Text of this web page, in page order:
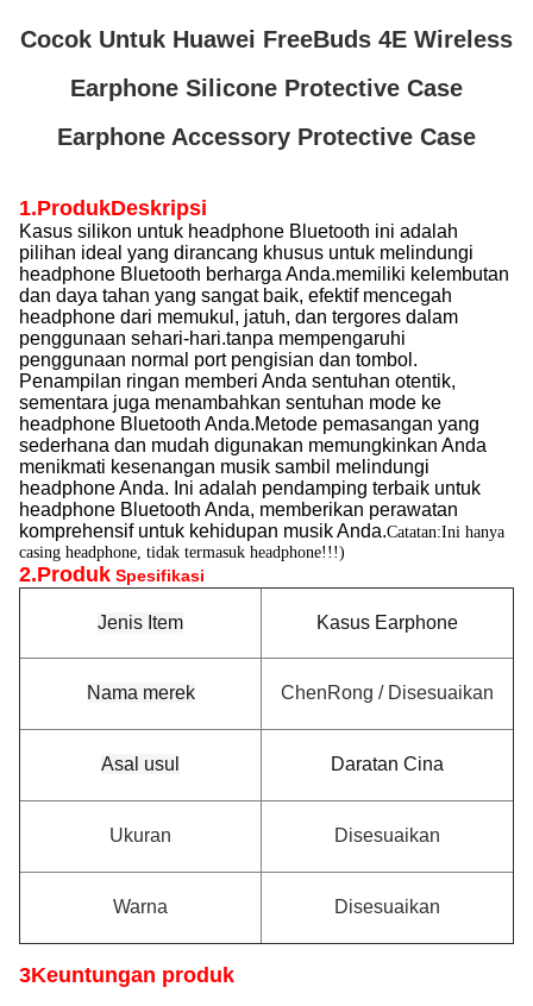
Cocok Untuk Huawei FreeBuds 4E Wireless
Earphone Silicone Protective Case
Earphone Accessory Protective Case
1.ProdukDeskripsi
Kasus silikon untuk headphone Bluetooth ini adalah
pilihan ideal yang dirancang khusus untuk melindungi
headphone Bluetooth berharga Anda.memiliki kelembutan
dan daya tahan yang sangat baik, efektif mencegah
headphone dari memukul, jatuh, dan tergores dalam
penggunaan sehari-hari.tanpa mempengaruhi
penggunaan normal port pengisian dan tombol.
Penampilan ringan memberi Anda sentuhan otentik,
sementara juga menambahkan sentuhan mode ke
headphone Bluetooth Anda.Metode pemasangan yang
sederhana dan mudah digunakan memungkinkan Anda
menikmati kesenangan musik sambil melindungi
headphone Anda. Ini adalah pendamping terbaik untuk
headphone Bluetooth Anda, memberikan perawatan
komprehensif untuk kehidupan musik Anda.Catatan:Ini hanya
casing headphone, tidak termasuk headphone!!!)
2.Produk Spesifikasi
Jenis Item Kasus Earphone
Nama merek ChenRong / Disesuaikan
Asal usul Daratan Cina
Ukuran Disesuaikan
Warna Disesuaikan
3Keuntungan produk